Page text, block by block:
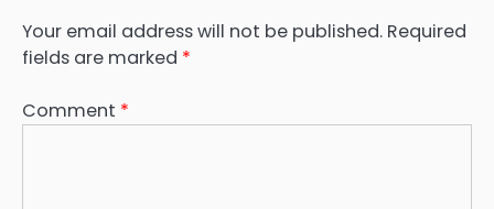
Your email address will not be published. Required
fields are marked *
Comment *